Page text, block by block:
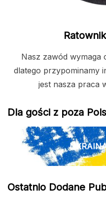
Nasz zawód wymaga
dlatego przypominamy
jest nasza praca
Dla gości z poza
Ostatnio Dodane